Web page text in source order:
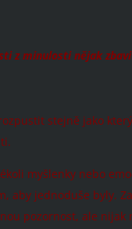
z minulosti nějak
stejně jako
myšlenky nebo
aby jednoduše byly.
pozornost, ale nijak